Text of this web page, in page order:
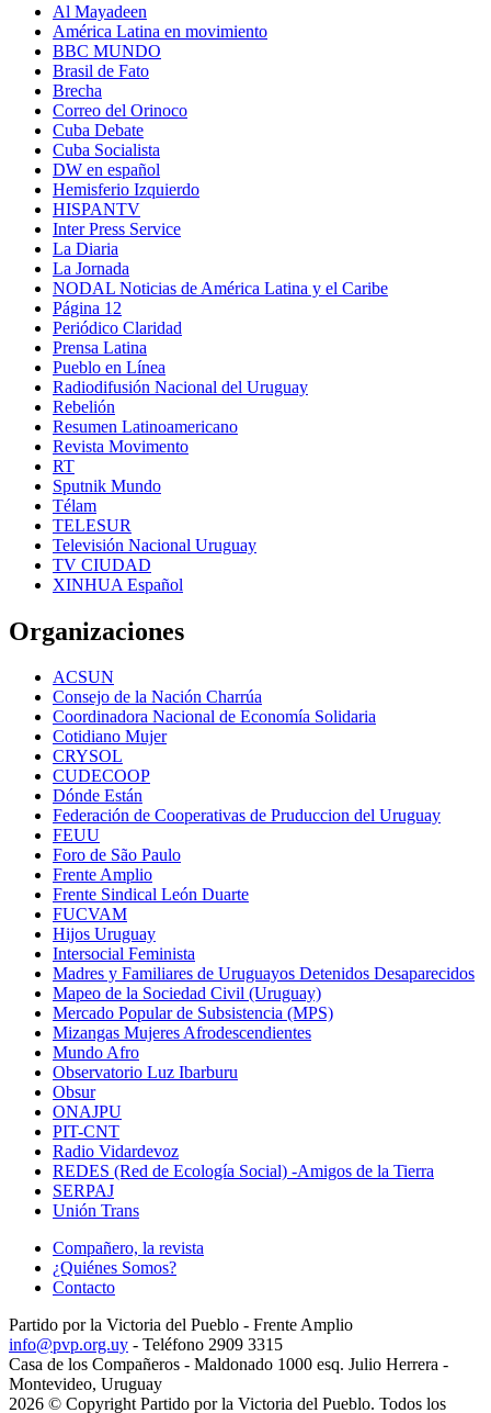
Al Mayadeen
América Latina en movimiento
BBC MUNDO
Brasil de Fato
Brecha
Correo del Orinoco
Cuba Debate
Cuba Socialista
DW en español
Hemisferio Izquierdo
HISPANTV
Inter Press Service
La Diaria
La Jornada
NODAL Noticias de América Latina y el Caribe
Página 12
Periódico Claridad
Prensa Latina
Pueblo en Línea
Radiodifusión Nacional del Uruguay
Rebelión
Resumen Latinoamericano
Revista Movimento
RT
Sputnik Mundo
Télam
TELESUR
Televisión Nacional Uruguay
TV CIUDAD
XINHUA Español
Organizaciones
ACSUN
Consejo de la Nación Charrúa
Coordinadora Nacional de Economía Solidaria
Cotidiano Mujer
CRYSOL
CUDECOOP
Dónde Están
Federación de Cooperativas de Pruduccion del Uruguay
FEUU
Foro de São Paulo
Frente Amplio
Frente Sindical León Duarte
FUCVAM
Hijos Uruguay
Intersocial Feminista
Madres y Familiares de Uruguayos Detenidos Desaparecidos
Mapeo de la Sociedad Civil (Uruguay)
Mercado Popular de Subsistencia (MPS)
Mizangas Mujeres Afrodescendientes
Mundo Afro
Observatorio Luz Ibarburu
Obsur
ONAJPU
PIT-CNT
Radio Vidardevoz
REDES (Red de Ecología Social) -Amigos de la Tierra
SERPAJ
Unión Trans
Compañero, la revista
¿Quiénes Somos?
Contacto
Partido por la Victoria del Pueblo - Frente Amplio
info@pvp.org.uy - Teléfono 2909 3315
Casa de los Compañeros - Maldonado 1000 esq. Julio Herrera -
Montevideo, Uruguay
2026 © Copyright Partido por la Victoria del Pueblo. Todos los